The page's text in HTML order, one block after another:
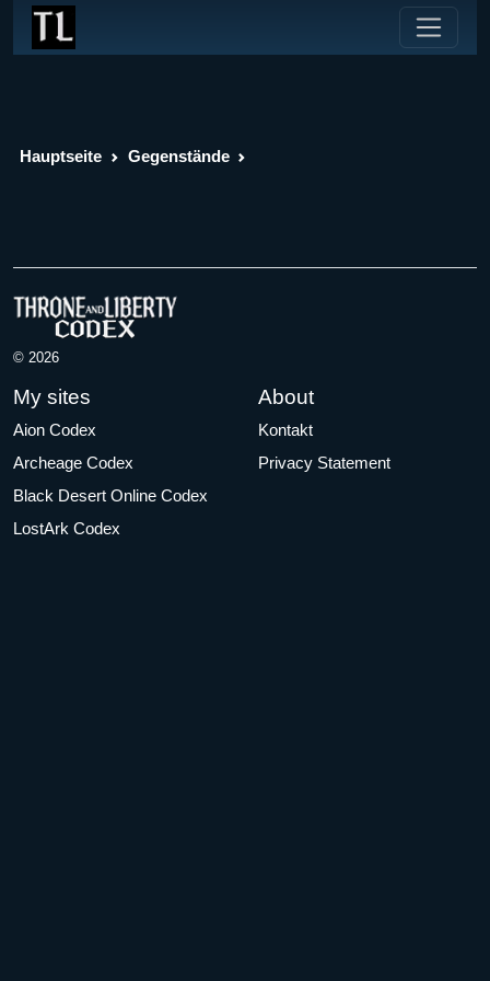
Hauptseite Gegenstände
© 2026
My sites
Aion Codex
Archeage Codex
Black Desert Online Codex
LostArk Codex
About
Kontakt
Privacy Statement